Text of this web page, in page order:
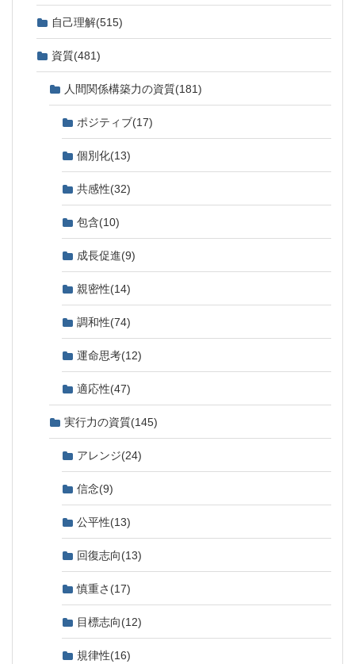
自己理解(515)
資質(481)
人間関係構築力の資質(181)
ポジティブ(17)
個別化(13)
共感性(32)
包含(10)
成長促進(9)
親密性(14)
調和性(74)
運命思考(12)
適応性(47)
実行力の資質(145)
アレンジ(24)
信念(9)
公平性(13)
回復志向(13)
慎重さ (17)
目標志向(12)
規律性(16)